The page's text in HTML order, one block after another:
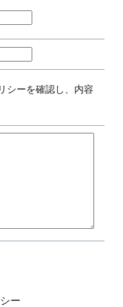
シーを確認し、内容
ー